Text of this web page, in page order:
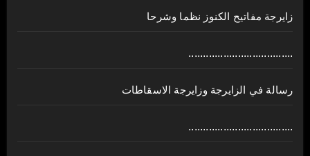
زايرجة مفاتيح الكنوز نظما وشرحا
....................................
رسالة في الزايرجة وزايرجة الاسقاطات
....................................